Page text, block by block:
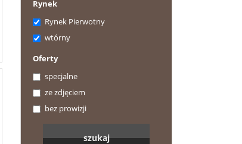
Rynek
Rynek Pierwotny
wtórny
Oferty
specjalne
ze zdjęciem
bez prowizji